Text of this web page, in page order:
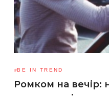
BE IN TREND
Ромком на вечір: